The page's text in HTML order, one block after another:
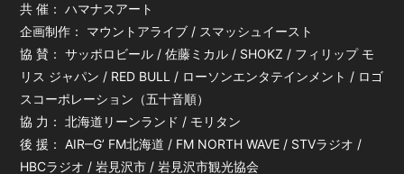
共 催： ハマナスアート
企画制作： マウントアライブ / スマッシュイースト
協 賛： サッポロビール / 佐藤ミカル / SHOKZ / フィリップ モ
リス ジャパン / RED BULL / ローソンエンタテインメント / ロゴ
スコーポレーション（五十音順）
協 力： 北海道リーンランド / モリタン
後 援： AIR‒Gʼ FM北海道 / FM NORTH WAVE / STVラジオ /
HBCラジオ / 岩見沢市 / 岩見沢市観光協会